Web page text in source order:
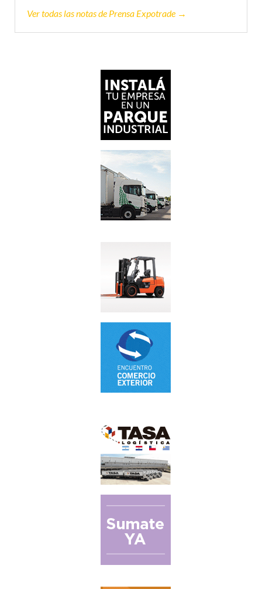
Ver todas las notas de Prensa Expotrade →